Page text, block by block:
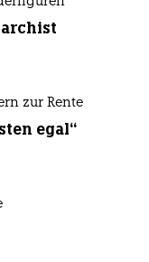
zur Rente
egal“